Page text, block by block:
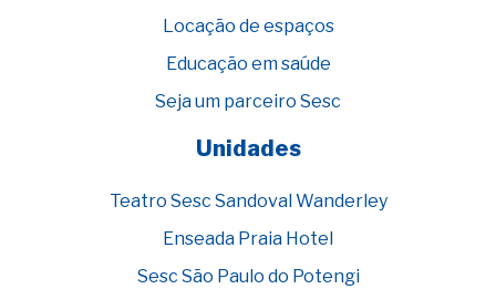
Locação de espaços
Educação em saúde
Seja um parceiro Sesc
Unidades
Teatro Sesc Sandoval Wanderley
Enseada Praia Hotel
Sesc São Paulo do Potengi